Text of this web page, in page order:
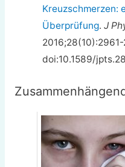
Kreuzschmerzen:
Überprüfung. J
doi:10.1589/